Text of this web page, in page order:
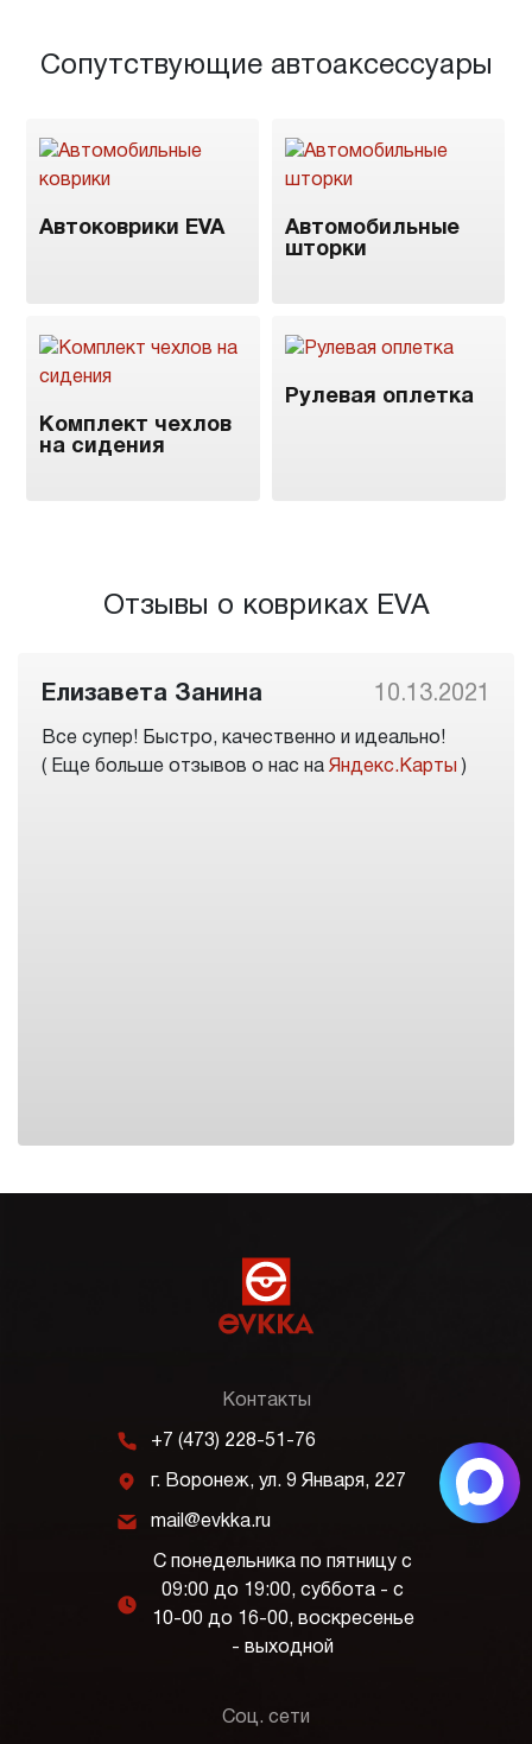
Сопутствующие автоаксессуары
Автоковрики EVA
Автомобильные
шторки
Комплект чехлов
на сидения
Рулевая оплетка
Отзывы о ковриках EVA
Елизавета Занина 10.13.2021
Все супер! Быстро, качественно и идеально!
( Еще больше отзывов о нас на Яндекс.Карты )
Контакты
m +7 (473) 228-51-76
j г. Воронеж, ул. 9 Января, 227
k mail@evkka.ru
l
С понедельника по пятницу с
09:00 до 19:00, суббота - с
10-00 до 16-00, воскресенье
- выходной
Соц. сети